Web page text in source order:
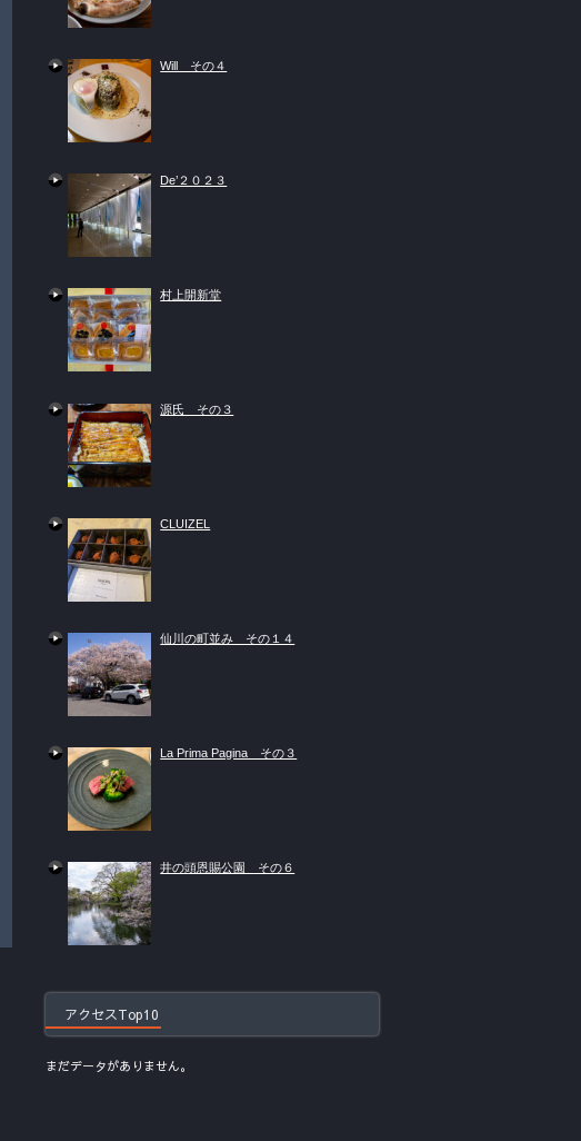
Will その４
De’２０２３
村上開新堂
源氏 その３
CLUIZEL
仙川の町並み その１４
La Prima Pagina その３
井の頭恩賜公園 その６
アクセスTop10
まだデータがありません。